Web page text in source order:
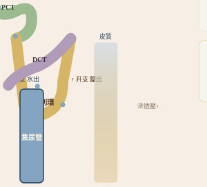
PCT
亨利環
↓ 降支 水出 ↑ 升支 鹽出
DCT
集尿管
皮質
滲透壓↑